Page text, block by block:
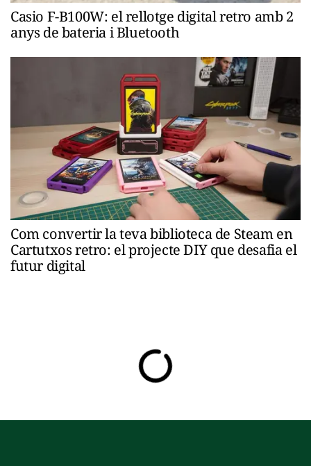
Casio F-B100W: el rellotge digital retro amb 2
anys de bateria i Bluetooth
Com convertir la teva biblioteca de Steam en
Cartutxos retro: el projecte DIY que desafia el
futur digital